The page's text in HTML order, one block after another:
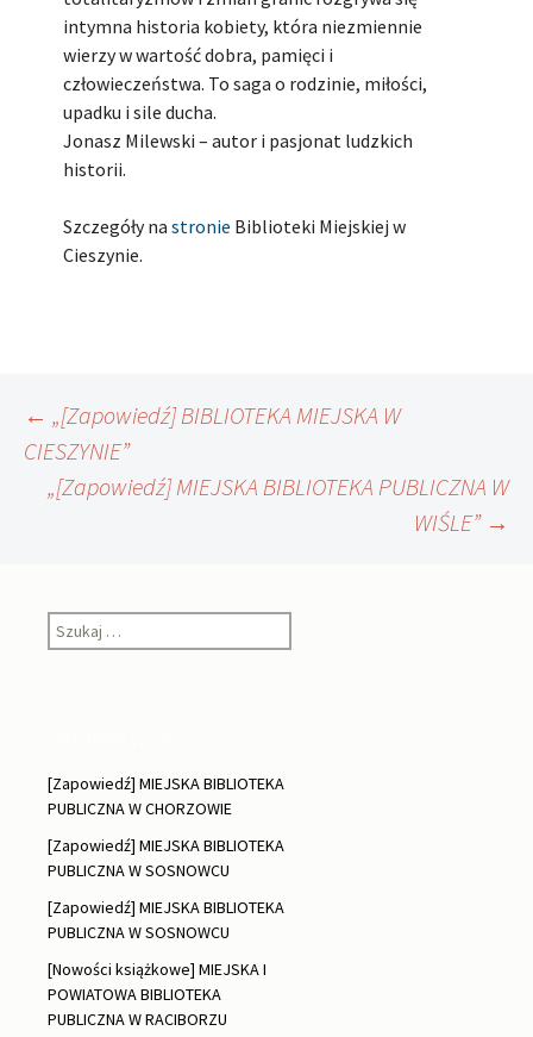
intymna historia kobiety, która niezmiennie
wierzy w wartość dobra, pamięci i
człowieczeństwa. To saga o rodzinie, miłości,
upadku i sile ducha.
Jonasz Milewski – autor i pasjonat ludzkich
historii.
Szczegóły na stronie Biblioteki Miejskiej w
Cieszynie.
Nawigacja
wpisu
← „[Zapowiedź] BIBLIOTEKA MIEJSKA W
CIESZYNIE”
„[Zapowiedź] MIEJSKA BIBLIOTEKA PUBLICZNA W
WIŚLE” →
Szukaj:
[Zapowiedź] MIEJSKA BIBLIOTEKA
PUBLICZNA W CHORZOWIE
[Zapowiedź] MIEJSKA BIBLIOTEKA
PUBLICZNA W SOSNOWCU
[Zapowiedź] MIEJSKA BIBLIOTEKA
PUBLICZNA W SOSNOWCU
[Nowości książkowe] MIEJSKA I
POWIATOWA BIBLIOTEKA
PUBLICZNA W RACIBORZU